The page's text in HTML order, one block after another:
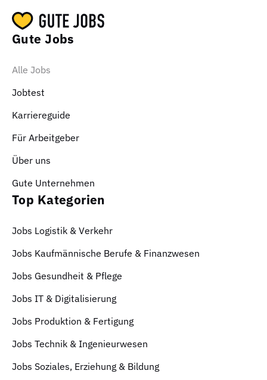
Gute Jobs
Alle Jobs
Jobtest
Karriereguide
Für Arbeitgeber
Über uns
Gute Unternehmen
Top Kategorien
Jobs Logistik & Verkehr
Jobs Kaufmännische Berufe & Finanzwesen
Jobs Gesundheit & Pflege
Jobs IT & Digitalisierung
Jobs Produktion & Fertigung
Jobs Technik & Ingenieurwesen
Jobs Soziales, Erziehung & Bildung